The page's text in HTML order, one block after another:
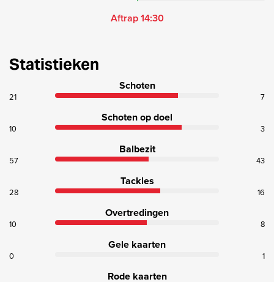
Aftrap 14:30
Statistieken
Schoten
21 7
Schoten op doel
10 3
Balbezit
57 43
Tackles
28 16
Overtredingen
10 8
Gele kaarten
0 1
Rode kaarten